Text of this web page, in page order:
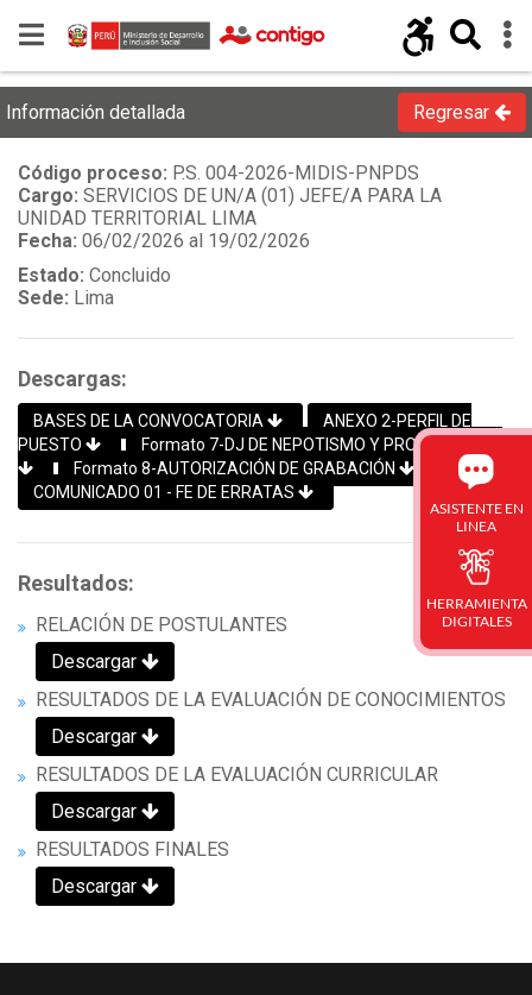
Información detallada Regresar
Código proceso: P.S. 004-2026-MIDIS-PNPDS
Cargo: SERVICIOS DE UN/A (01) JEFE/A PARA LA
UNIDAD TERRITORIAL LIMA
Fecha: 06/02/2026 al 19/02/2026
Estado: Concluido
Sede: Lima
Descargas:
BASES DE LA CONVOCATORIA
ANEXO 2-PERFIL DE
PUESTO
Formato 7-DJ DE NEPOTISMO Y PROHIBICIONES
Formato 8-AUTORIZACIÓN DE GRABACIÓN
COMUNICADO 01 - FE DE ERRATAS
Resultados:
RELACIÓN DE POSTULANTES
Descargar
RESULTADOS DE LA EVALUACIÓN DE CONOCIMIENTOS
Descargar
RESULTADOS DE LA EVALUACIÓN CURRICULAR
Descargar
RESULTADOS FINALES
Descargar
ASISTENTE EN
LINEA
HERRAMIENTA
DIGITALES